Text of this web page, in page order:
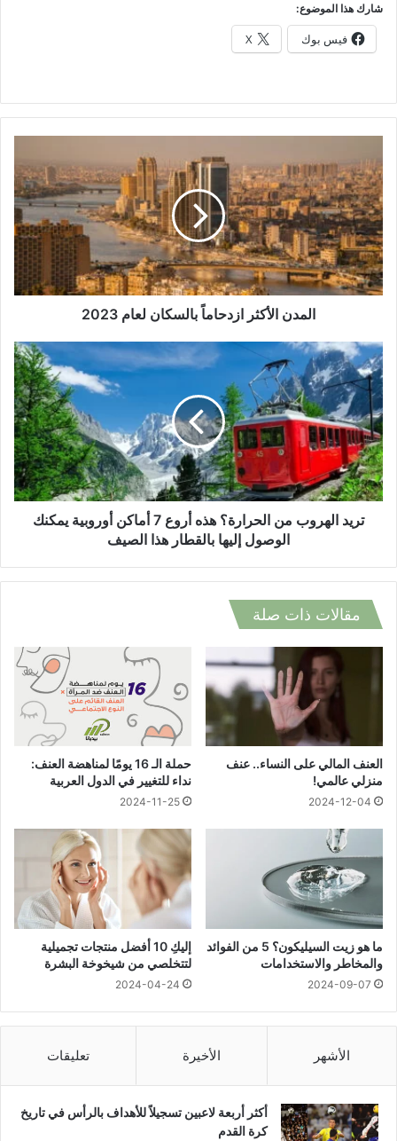
شارك هذا الموضوع:
فيس بوك X
الأكثر
ازدحاماً
بالسكان
لعام
2023
المدن الأكثر ازدحاماً بالسكان لعام 2023
تريد
الهروب
من
الحرارة؟
هذه
أروع
7
أماكن
أوروبية
يمكنك
بالقطار
الصيف
تريد الهروب من الحرارة؟ هذه أروع 7 أماكن أوروبية يمكنك
الوصول إليها بالقطار هذا الصيف
مقالات ذات صلة
العنف المالي على النساء.. عنف
منزلي عالمي!
2024-12-04
حملة الـ 16 يومًا لمناهضة العنف:
نداء للتغيير في الدول العربية
2024-11-25
ما هو زيت السيليكون؟ 5 من الفوائد
والمخاطر والاستخدامات
2024-09-07
إليكِ 10 أفضل منتجات تجميلية
لتتخلصي من شيخوخة البشرة
2024-04-24
الأشهر الأخيرة تعليقات
أكثر أربعة لاعبين تسجيلاً للأهداف بالرأس في تاريخ
كرة القدم